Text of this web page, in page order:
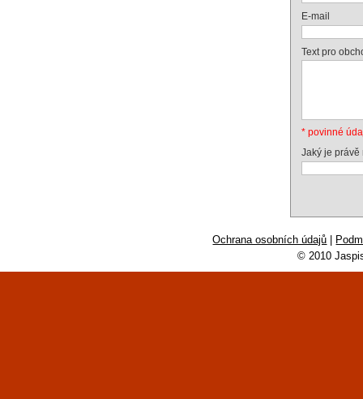
E-mail
Text pro
* povinné
Jaký je právě
Ochrana osobních údajů
© 2010